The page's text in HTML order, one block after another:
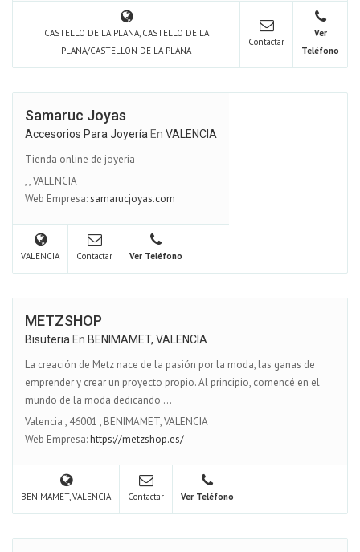
CASTELLO DE LA PLANA, CASTELLO DE LA
PLANA/CASTELLON DE LA PLANA
Contactar
Ver
Teléfono
Samaruc Joyas
Accesorios Para Joyería En VALENCIA
Tienda online de joyeria
,,VALENCIA
Web Empresa:samarucjoyas.com
VALENCIA Contactar Ver Teléfono
METZSHOP
Bisuteria En BENIMAMET, VALENCIA
La creación de Metz nace de la pasión por la moda, las ganas de
emprender y crear un proyecto propio. Al principio, comencé en el
mundo de la moda dedicando ...
Valencia , 46001 , BENIMAMET, VALENCIA
Web Empresa:https://metzshop.es/
BENIMAMET, VALENCIA Contactar Ver Teléfono